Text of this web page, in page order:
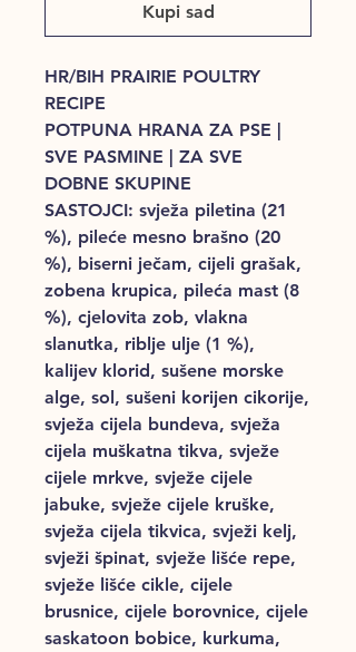
Kupi sad
HR/BIH PRAIRIE POULTRY
RECIPE
POTPUNA HRANA ZA PSE |
SVE PASMINE | ZA SVE
DOBNE SKUPINE
SASTOJCI: svježa piletina (21
%), pileće mesno brašno (20
%), biserni ječam, cijeli grašak,
zobena krupica, pileća mast (8
%), cjelovita zob, vlakna
slanutka, riblje ulje (1 %),
kalijev klorid, sušene morske
alge, sol, sušeni korijen cikorije,
svježa cijela bundeva, svježa
cijela muškatna tikva, svježe
cijele mrkve, svježe cijele
jabuke, svježe cijele kruške,
svježa cijela tikvica, svježi kelj,
svježi špinat, svježe lišće repe,
svježe lišće cikle, cijele
brusnice, cijele borovnice, cijele
saskatoon bobice, kurkuma,